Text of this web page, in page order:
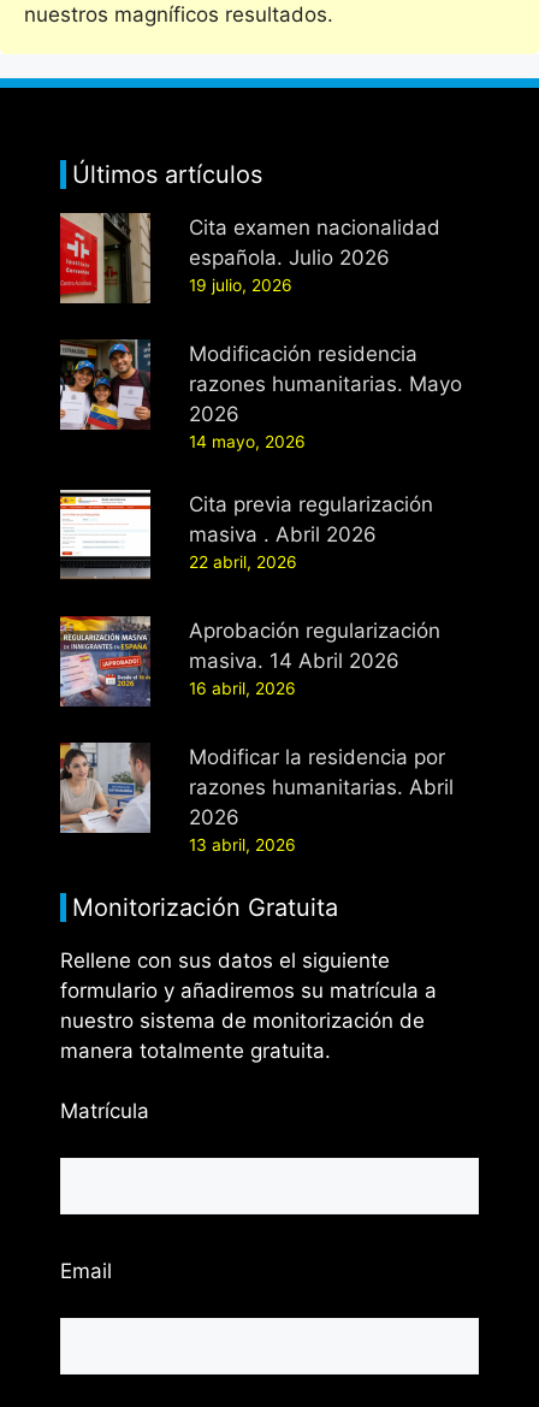
nuestros magníficos resultados.
Últimos artículos
Cita examen nacionalidad
española. Julio 2026
19 julio, 2026
Modificación residencia
razones humanitarias. Mayo
2026
14 mayo, 2026
Cita previa regularización
masiva . Abril 2026
22 abril, 2026
Aprobación regularización
masiva. 14 Abril 2026
16 abril, 2026
Modificar la residencia por
razones humanitarias. Abril
2026
13 abril, 2026
Monitorización Gratuita
Rellene con sus datos el siguiente
formulario y añadiremos su matrícula a
nuestro sistema de monitorización de
manera totalmente gratuita.
Matrícula
Email